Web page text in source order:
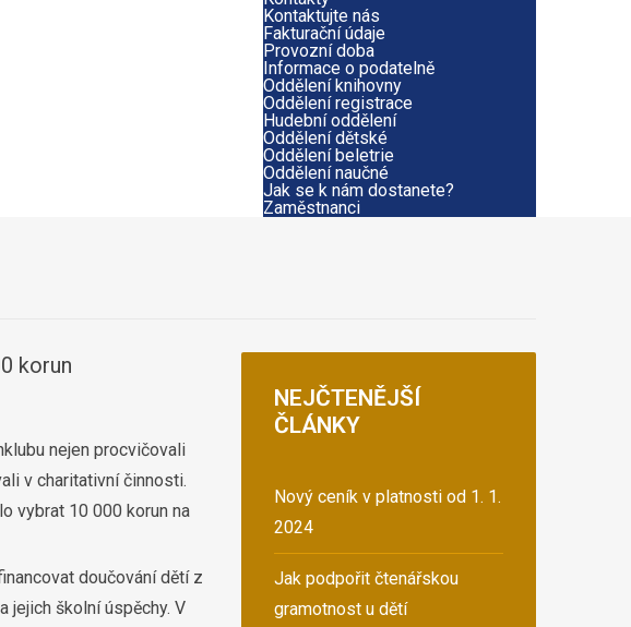
Kontaktujte nás
Fakturační údaje
Provozní doba
Informace o podatelně
Oddělení knihovny
Oddělení registrace
Hudební oddělení
Oddělení dětské
Oddělení beletrie
Oddělení naučné
Jak se k nám dostanete?
Zaměstnanci
korun
nejen procvičovali
v charitativní činnosti.
vybrat 10 000 korun na
doučování dětí z
jejich školní úspěchy. V
NEJČTENĚJŠÍ
ČLÁNKY
Nový ceník v platnosti od 1. 1.
2024
Jak podpořit čtenářskou
gramotnost u dětí